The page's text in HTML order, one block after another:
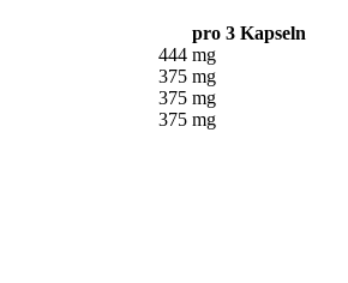
pro 3 Kapseln
444 mg
375 mg
375 mg
375 mg